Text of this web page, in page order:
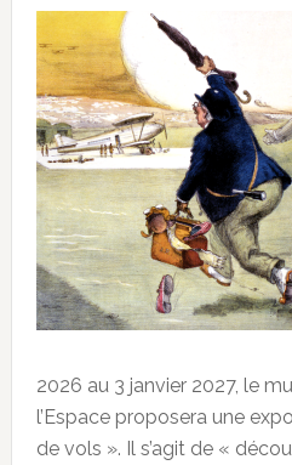
2026 au 3 janvier 2027, le
l’Espace proposera une
de vols ». Il s’agit de «